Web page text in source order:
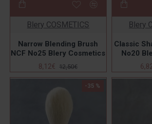
Blery COSMETICS
Narrow Blending Brush
NCF No25 Blery Cosmetics
8,12€ 12,50€
Blery
Classic
No20
-35 %